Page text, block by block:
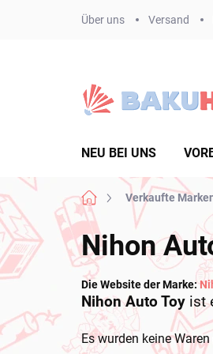
Über uns Versand
NEU BEI UNS
StartseiteVerkaufte
Nihon
Die Website der Marke:
Nihon Auto Toy ist
Es wurden keine